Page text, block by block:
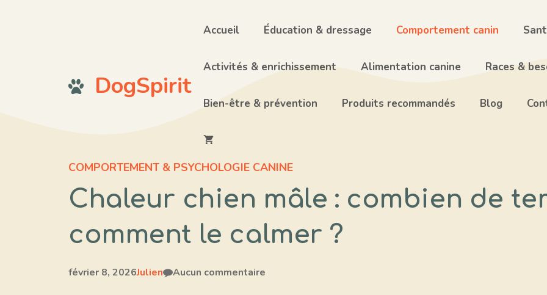
DogSpirit
Accueil Éducation & dressage Comportement canin
Activités & enrichissement Alimentation canine Races &
Bien-être & prévention Produits recommandés Blog
COMPORTEMENT & PSYCHOLOGIE CANINE
Chaleur chien mâle : combien de
comment le calmer ?
février 8, 2026Julien Aucun commentaire